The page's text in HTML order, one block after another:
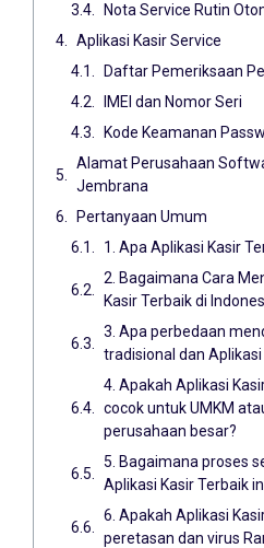
Nota Service Rutin
Aplikasi Kasir Service
Daftar Pemeriksaan
IMEI dan Nomor Seri
Kode Keamanan
Alamat Perusahaan
Jembrana
Pertanyaan Umum
1. Apa Aplikasi Kasir
2. Bagaimana Cara
Kasir Terbaik di
3. Apa perbedaan
tradisional dan Aplikasi
4. Apakah Aplikasi
cocok untuk UMKM
perusahaan besar?
5. Bagaimana proses
Aplikasi Kasir Terbaik
6. Apakah Aplikasi
peretasan dan virus